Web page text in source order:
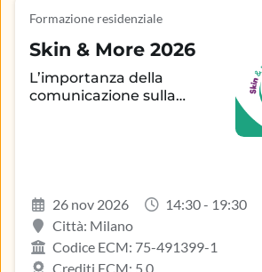
Formazione residenziale
Skin & More 2026
L’importanza della
comunicazione sulla
26 nov 2026
14:30 - 19:30
Città: Milano
Codice ECM: 75-491399-1
Crediti ECM: 5.0